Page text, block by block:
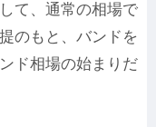
て、通常の相場で
のもと、バンドを
ド相場の始まりだ